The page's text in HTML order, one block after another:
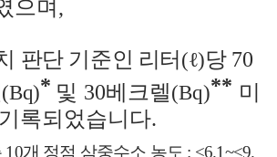
으며 ,
판단 기준인 리터 (ℓ)당70
(Bq)* 및 30베크렐(Bq)** 미
록되었습니다.
10개 정점 삼중수소 농도 : <6.1~<9.